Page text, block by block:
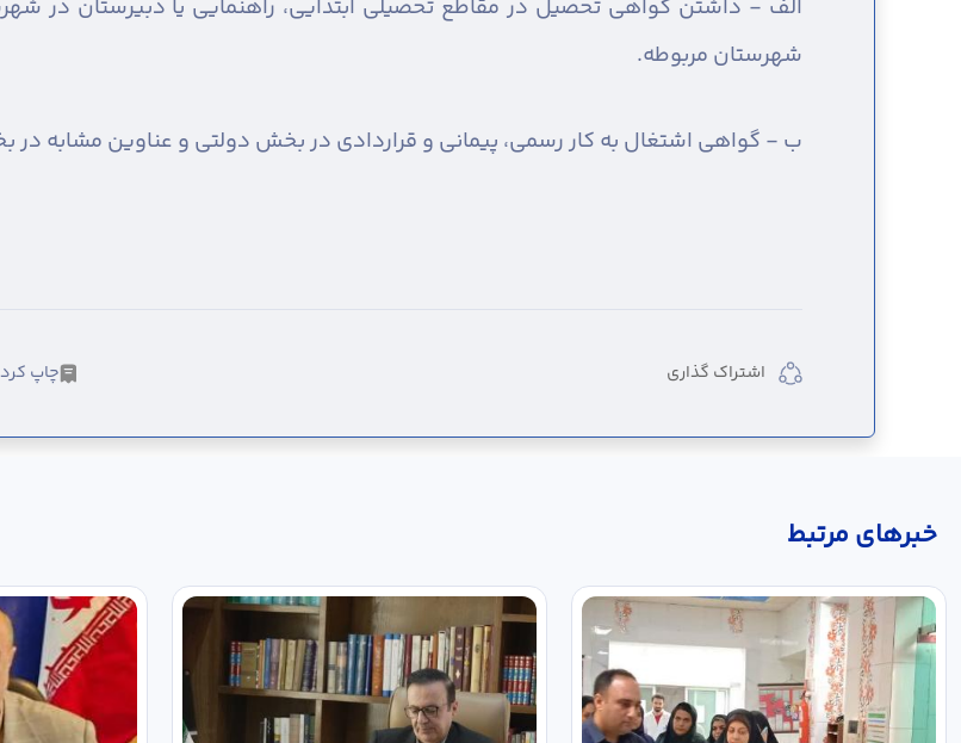
الف - داشتن گواهی تحصیل در مقاطع تحصیلی ابتدایی، راهنمایی یا دبیرستان در
شهرستان مربوطه.
ب - گواهی اشتغال به کار رسمی، پیمانی و قراردادی در بخش دولتی و عناوین مشابه
اشتراک گذاری چاپ
خبر‌های مرتبط